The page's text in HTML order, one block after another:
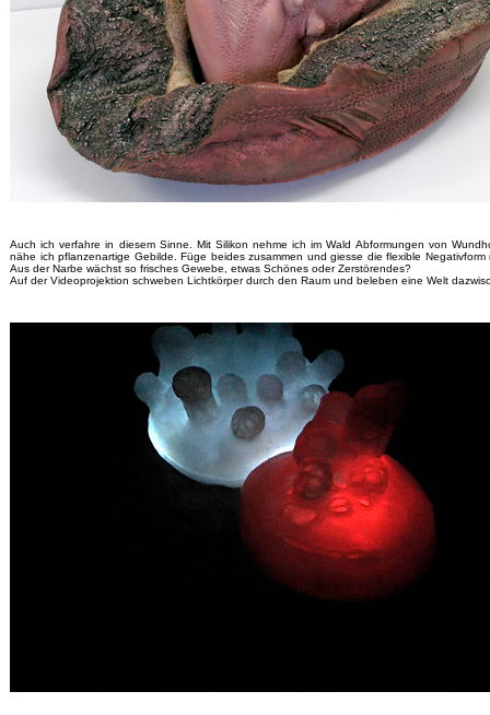
Auch ich verfahre in diesem Sinne. Mit Silikon nehme ich im Wald Abformungen von
nähe ich pflanzenartige Gebilde. Füge beides zusammen und giesse die flexible Negativform
Aus der Narbe wächst so frisches Gewebe, etwas Schönes oder Zerstörendes?
Auf der Videoprojektion schweben Lichtkörper durch den Raum und beleben eine Welt